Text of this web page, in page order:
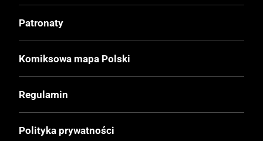
Patronaty
Komiksowa mapa Polski
Regulamin
Polityka prywatności